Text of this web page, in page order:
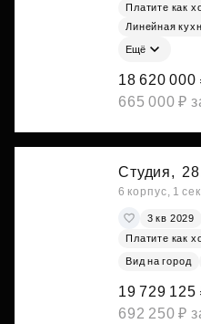
Платите как
Линейная
Ещё
18 620 000
665 000 ₽
Студия,
6 корпус, 1
3 кв 2029
Платите как
Вид на город
19 729 125
692 250 ₽